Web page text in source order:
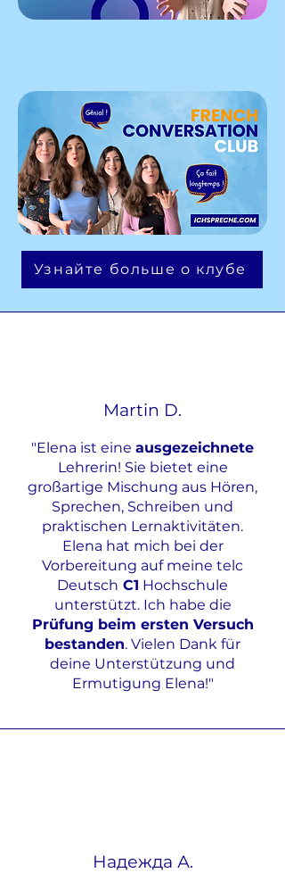
Узнайте больше о клубе
Martin D.
"Elena ist eine ausgezeichnete
Lehrerin! Sie bietet eine
großartige Mischung aus Hören,
Sprechen, Schreiben und
praktischen Lernaktivitäten.
Elena hat mich bei der
Vorbereitung auf meine telc
Deutsch C1 Hochschule
unterstützt. Ich habe die
Prüfung beim ersten Versuch
bestanden. Vielen Dank für
deine Unterstützung und
Ermutigung Elena!"
Надежда А.